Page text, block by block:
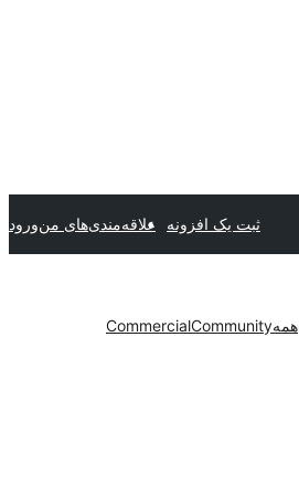
ثبت یک افزونه علاقه‌مندی‌های منورود
همهCommunity
Commercial